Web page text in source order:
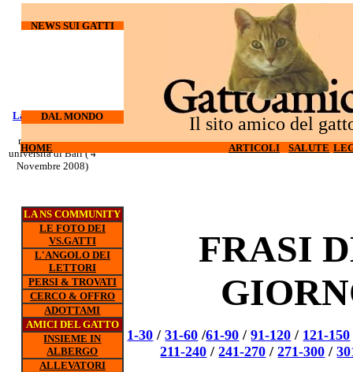
FRASI
1-30 / 31-60 /61-90 /91-120 / 121-150
211-240 /241-270 /271-300 /
HOME ARTICOLI SALUTE
Il sito amico del
DAL MONDO
NEWS SUI GATTI
HOME ARTICOLI SALUTE
LA NS COMMUNITY
LE FOTO DEI
VS.GATTI
L'ANGOLO DEI
LETTORI
PERSI & TROVATI
CERCO & OFFRO
ADOTTAMI
AMICI DEL GATTO
INSIEME IN
ALBERGO
ALLEVATORI
I gatti
Ottobre 2008)
Laureati su cani e
nuovo corso all'
universita di Bari ( 4
Novembre 2008)